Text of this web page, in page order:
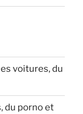
voitures, du
du porno et